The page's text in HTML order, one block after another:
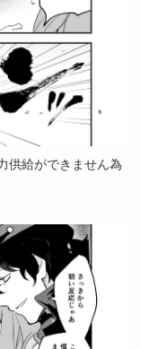
供給ができません為